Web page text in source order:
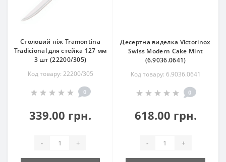
Столовий ніж Tramontina
Tradicional для стейка 127 мм
3 шт (22200/305)
Код товару: 22200/305
0
339.00 грн.
- +
Десертна виделка Victorinox
Swiss Modern Cake Mint
(6.9036.0641)
Код товару: 6.9036.0641
0
618.00 грн.
- +